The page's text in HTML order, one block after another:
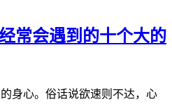
常会遇到的十个大的
身心。俗话说欲速则不达，心